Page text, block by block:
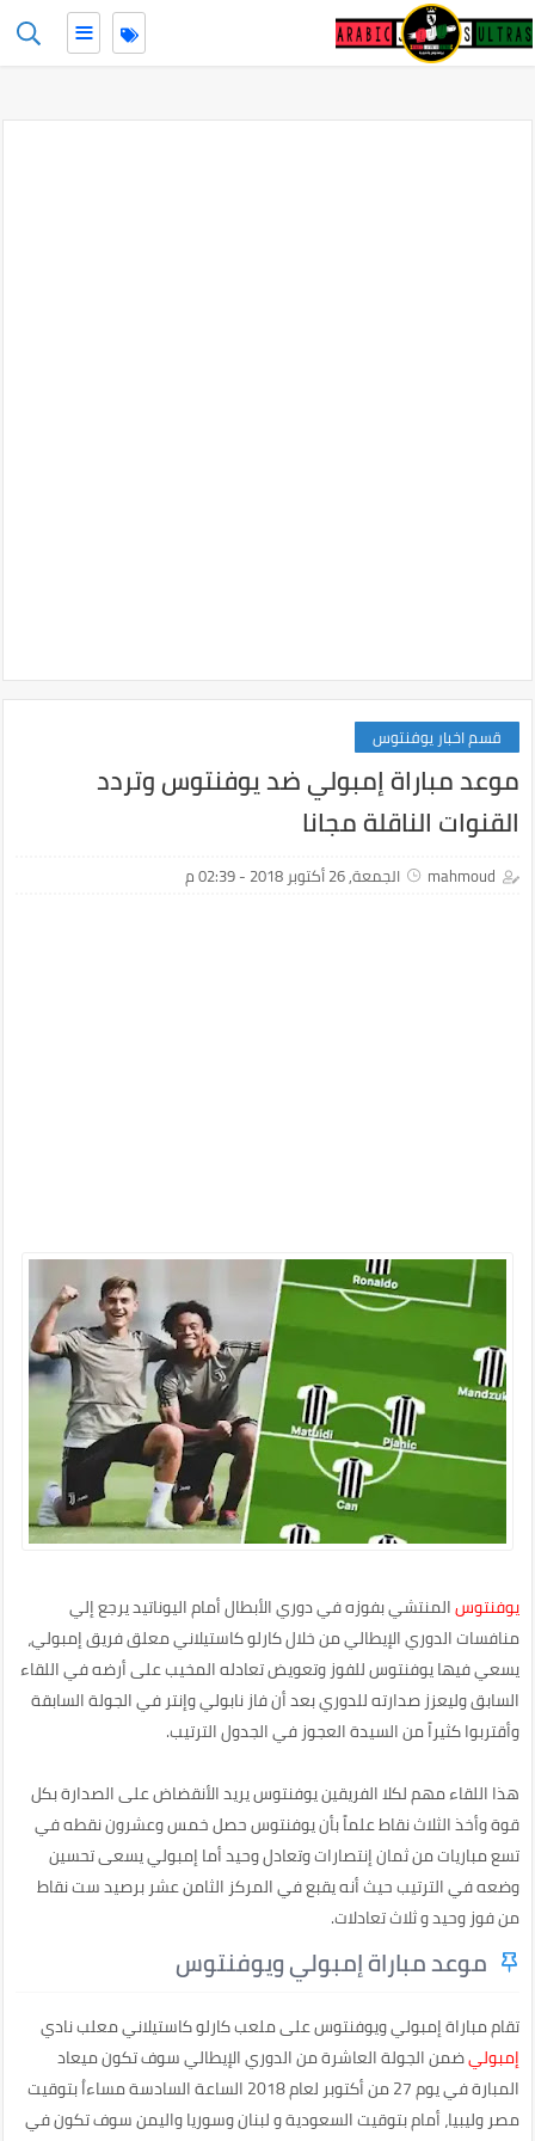
-->
≡
قسم اخبار يوفنتوس
موعد مباراة إمبولي ضد يوفنتوس وتردد
القنوات الناقلة مجانا
mahmoud الجمعة, 26 أكتوبر 2018 - 02:39 م
يوفنتوسالمنتشي بفوزه في دوري الأبطال أمام اليوناتيد يرجع إلي
منافسات الدوري الإيطالي من خلال كارلو كاستيلاني معلق فريق إمبولي،
يسعي فيها يوفنتوس للفوز وتعويض تعادله المخيب على أرضه في اللقاء
السابق وليعزز صدارته للدوري بعد أن فاز نابولي وإنتر في الجولة السابقة
وأقتربوا كثيراً من السيدة العجوز في الجدول الترتيب.
هذا اللقاء مهم لكلا الفريقين يوفنتوس يريد الأنقضاض على الصدارة بكل
قوة وأخذ الثلاث نقاط علماً بأن يوفنتوس حصل خمس وعشرون نقطه في
تسع مباريات من ثمان إنتصارات وتعادل وحيد أما إمبولي يسعى تحسين
وضعه في الترتيب حيث أنه يقبع في المركز الثامن عشر برصيد ست نقاط
من فوز وحيد و ثلاث تعادلات.
موعد مباراة إمبولي ويوفنتوس
تقام مباراة إمبولي ويوفنتوس على ملعب كارلو كاستيلاني معلب نادي
إمبوليضمن الجولة العاشرة من الدوري الإيطالي سوف تكون ميعاد
المبارة في يوم 27 من أكتوبر لعام 2018 الساعة السادسة مساءاُ بتوقيت
مصر وليبيا، أمام بتوقيت السعودية و لبنان وسوريا واليمن سوف تكون في